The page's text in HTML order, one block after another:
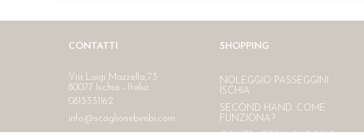
CONTATTI
Via Luigi Mazzella,73
80077 Ischia - Italia
0813331162
info@scaglionebimbi.com
SHOPPING
NOLEGGIO PASSEGGINI
ISCHIA
SECOND HAND. COME
FUNZIONA?